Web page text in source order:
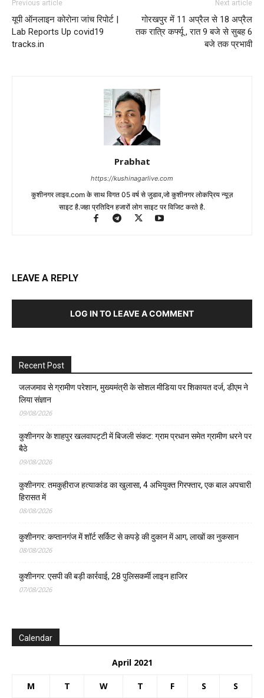
Previous article
यूपी ऑनलाइन कोरोना जांच रिपोर्ट |
Lab Reports Up covid19
tracks.in
Next article
गोरखपुर में 11 अप्रैल से 18 अप्रैल
तक रात्रि कर्फ्यू , रात 9 बजे से सुबह 6
बजे तक प्रभावी
Prabhat
https://kushinagarlive.com
कुशीनगर लाइव.com के साथ विगत 05 वर्ष से जुडाव,जो कुशीनगर लोकप्रिय न्यूज़
साइट है.जहा प्रतिदिन हजारों लोग साइट पर विजिट करते है.
LEAVE A REPLY
LOG IN TO LEAVE A COMMENT
Recent Post
जलजमाव से ग्रामीण परेशान, मुख्यमंत्री के सोशल मीडिया पर शिकायत दर्ज, डीएम ने
लिया संज्ञान
09/08/2026
कुशीनगर के शाहपुर खलवापट्टी में बिजली संकट: ग्राम प्रधान समेत ग्रामीण धरने पर
बैठे
09/08/2026
कुशीनगर: तमकुहीराज हत्याकांड का खुलासा, 4 अभियुक्त गिरफ्तार, एक बाल अपचारी
हिरासत में
08/08/2026
कुशीनगर: कप्तानगंज में शॉर्ट सर्किट से कपड़े की दुकान में आग, लाखों का नुकसान
08/08/2026
कुशीनगर: एसपी की बड़ी कार्रवाई, 28 पुलिसकर्मी लाइन हाजिर
07/08/2026
Calendar
April 2021
M T W T F S S